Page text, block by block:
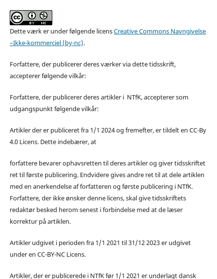
Dette værk er under følgende licensCreative Commons Navngivelse
–Ikke-kommerciel (by-nc).
Forfattere, der publicerer deres værker via dette tidsskrift,
accepterer følgende vilkår:
Forfattere, der publicerer deres artikler i NTfK, accepterer som
udgangspunkt følgende vilkår:
Artikler der er publiceret fra 1/1 2024 og fremefter, er tildelt en CC-By
4.0 Licens. Dette indebærer, at
forfattere bevarer ophavsretten til deres artikler og giver tidsskriftet
ret til første publicering. Endvidere gives andre ret til at dele artiklen
med en anerkendelse af forfatteren og første publicering i NTfK.
Forfattere, der ikke ønsker denne licens, skal give tidsskriftets
redaktør besked herom senest i forbindelse med at de læser
korrektur på artiklen.
Artikler udgivet i perioden fra 1/1 2021 til 31/12 2023 er udgivet
under en CC-BY-NC Licens.
Artikler, der er publicerede i NTfK før 1/1 2021 er underlagt dansk